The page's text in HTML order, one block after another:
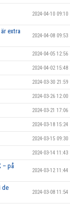
2024-04-10 09:10
extra
2024-04-08 09:53
2024-04-05 12:56
2024-04-02 15:48
2024-03-30 21:59
2024-03-26 12:00
2024-03-21 17:06
2024-03-18 15:24
2024-03-15 09:30
2024-03-14 11:43
– på
2024-03-12 11:44
de
2024-03-08 11:54